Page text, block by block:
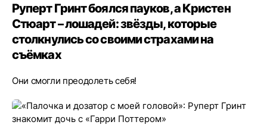
Руперт Гринт боялся пауков, а Кристен
Стюарт – лошадей: звёзды, которые
столкнулись со своими страхами на
съёмках
Они смогли преодолеть себя!